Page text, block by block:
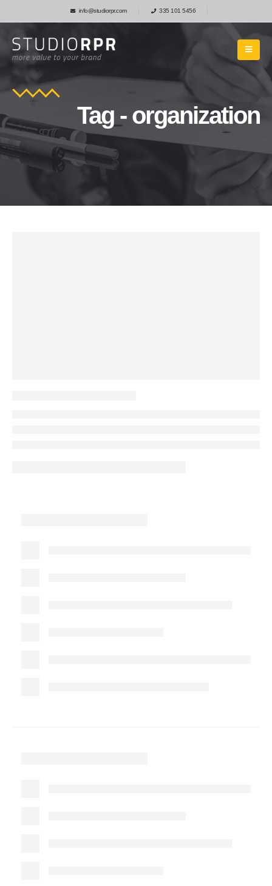
info@studiorpr.com 335 101 5456
Tag - organization